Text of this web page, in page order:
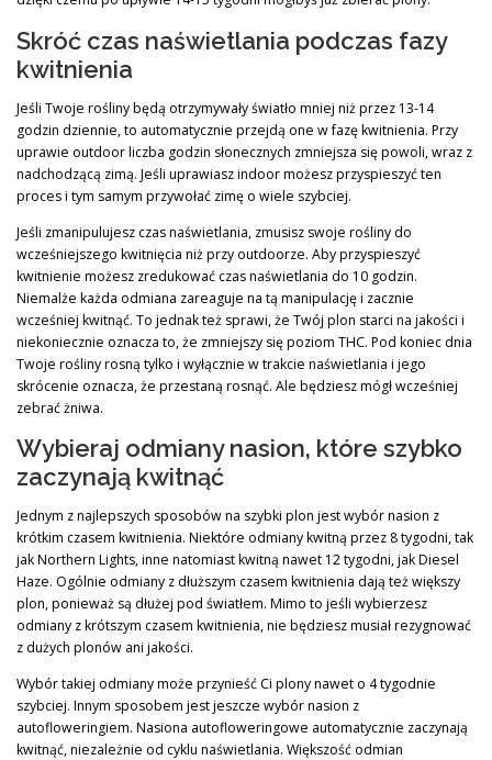
Skróć czas naświetlania podczas fazy
kwitnienia
Jeśli Twoje rośliny będą otrzymywały światło mniej niż przez 13-14
godzin dziennie, to automatycznie przejdą one w fazę kwitnienia. Przy
uprawie outdoor liczba godzin słonecznych zmniejsza się powoli, wraz z
nadchodzącą zimą. Jeśli uprawiasz indoor możesz przyspieszyć ten
proces i tym samym przywołać zimę o wiele szybciej.
Jeśli zmanipulujesz czas naświetlania, zmusisz swoje rośliny do
wcześniejszego kwitnięcia niż przy outdoorze. Aby przyspieszyć
kwitnienie możesz zredukować czas naświetlania do 10 godzin.
Niemalże każda odmiana zareaguje na tą manipulację i zacznie
wcześniej kwitnąć. To jednak też sprawi, że Twój plon starci na jakości i
niekoniecznie oznacza to, że zmniejszy się poziom THC. Pod koniec dnia
Twoje rośliny rosną tylko i wyłącznie w trakcie naświetlania i jego
skrócenie oznacza, że przestaną rosnąć. Ale będziesz mógł wcześniej
zebrać żniwa.
Wybieraj odmiany nasion, które szybko
zaczynają kwitnąć
Jednym z najlepszych sposobów na szybki plon jest wybór nasion z
krótkim czasem kwitnienia. Niektóre odmiany kwitną przez 8 tygodni, tak
jak Northern Lights, inne natomiast kwitną nawet 12 tygodni, jak Diesel
Haze. Ogólnie odmiany z dłuższym czasem kwitnienia dają też większy
plon, ponieważ są dłużej pod światłem. Mimo to jeśli wybierzesz
odmiany z krótszym czasem kwitnienia, nie będziesz musiał rezygnować
z dużych plonów ani jakości.
Wybór takiej odmiany może przynieść Ci plony nawet o 4 tygodnie
szybciej. Innym sposobem jest jeszcze wybór nasion z
autofloweringiem. Nasiona autofloweringowe automatycznie zaczynają
kwitnąć, niezależnie od cyklu naświetlania. Większość odmian